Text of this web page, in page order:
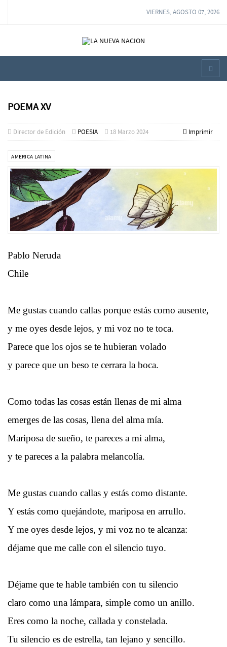
VIERNES, AGOSTO 07, 2026
POEMA XV
Imprimir
Director de Edición POESIA 18 Marzo 2024
AMERICA LATINA
Pablo Neruda
Chile
Me gustas cuando callas porque estás como ausente,
y me oyes desde lejos, y mi voz no te toca.
Parece que los ojos se te hubieran volado
y parece que un beso te cerrara la boca.
Como todas las cosas están llenas de mi alma
emerges de las cosas, llena del alma mía.
Mariposa de sueño, te pareces a mi alma,
y te pareces a la palabra melancolía.
Me gustas cuando callas y estás como distante.
Y estás como quejándote, mariposa en arrullo.
Y me oyes desde lejos, y mi voz no te alcanza:
déjame que me calle con el silencio tuyo.
Déjame que te hable también con tu silencio
claro como una lámpara, simple como un anillo.
Eres como la noche, callada y constelada.
Tu silencio es de estrella, tan lejano y sencillo.